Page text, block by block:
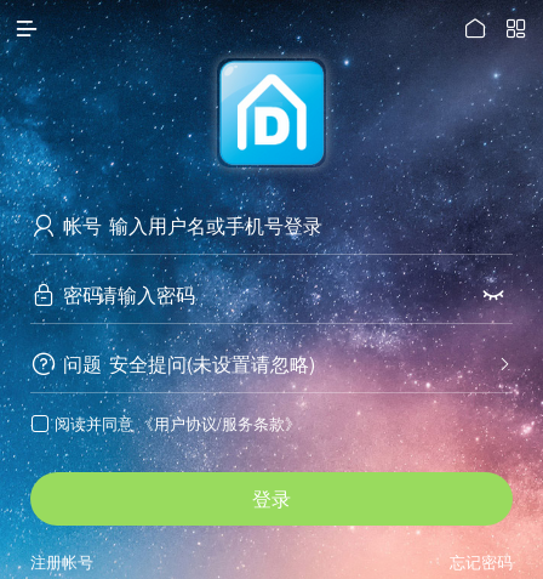

访问电脑版
 

 帐号
 密码 
 问题 
安全提问(未设置请忽略)
 阅读并同意 《用户协议/服务条款》
登录
忘记密码
注册帐号